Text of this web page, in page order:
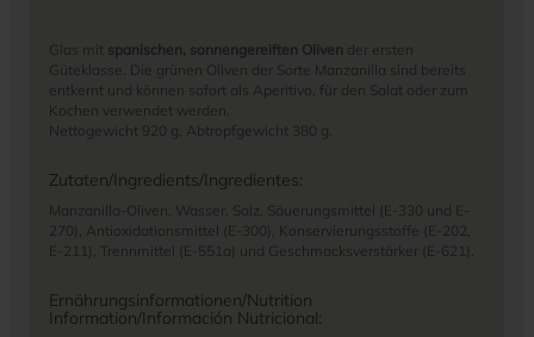
Glas mit spanischen, sonnengereiften Oliven der ersten
Güteklasse. Die grünen Oliven der Sorte Manzanilla sind bereits
entkernt und können sofort als Aperitivo, für den Salat oder zum
Kochen verwendet werden.
Nettogewicht 920 g, Abtropfgewicht 380 g.
Zutaten/Ingredients/Ingredientes:
Manzanilla-Oliven, Wasser, Salz, Säuerungsmittel (E-330 und E-
270), Antioxidationsmittel (E-300), Konservierungsstoffe (E-202,
E-211), Trennmittel (E-551a) und Geschmacksverstärker (E-621).
Ernährungsinformationen/Nutrition
Information/Información Nutricional: